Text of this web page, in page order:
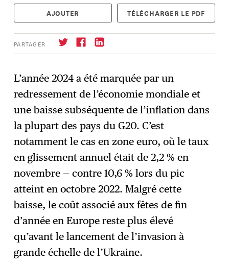
AJOUTER TÉLÉCHARGER LE PDF
PARTAGER
→ S'abonner
L’année 2024 a été marquée par un
redressement de l’économie mondiale et
une baisse subséquente de l’inflation dans
la plupart des pays du G20. C’est
notamment le cas en zone euro, où le taux
en glissement annuel était de 2,2 % en
novembre — contre 10,6 % lors du pic
atteint en octobre 2022. Malgré cette
baisse, le coût associé aux fêtes de fin
d’année en Europe reste plus élevé
qu’avant le lancement de l’invasion à
grande échelle de l’Ukraine.